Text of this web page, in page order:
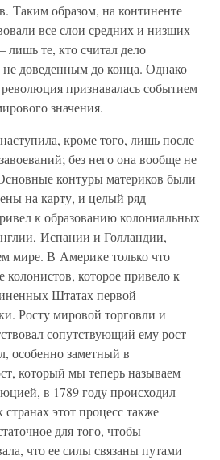
Таким образом, на континенте
все слои средних и низших
те, кто считал дело
доведенным до конца. Однако
признавалась событием
значения.
кроме того, лишь после
без него она вообще не
контуры материков были
на карту, и целый ряд
к образованию колониальных
Испании и Голландии,
мире. В Америке только что
колонистов, которое привело к
Штатах первой
Росту мировой торговли и
сопутствующий ему рост
особенно заметный в
который мы теперь называем
в 1789 году происходил
этот процесс также
для того, чтобы
что ее силы связаны путами